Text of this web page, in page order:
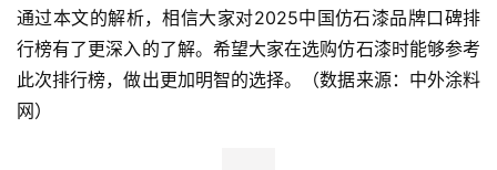
投
融
资
人
通过本文的解析，相信大家对2025中国仿石漆品牌口碑排
行榜有了更深入的了解。希望大家在选购仿石漆时能够参考
此次排行榜，做出更加明智的选择。（数据来源：中外涂料
网）